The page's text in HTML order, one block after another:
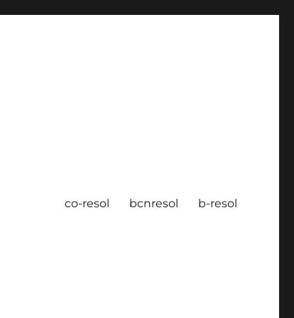
co-resol bcnresol b-resol